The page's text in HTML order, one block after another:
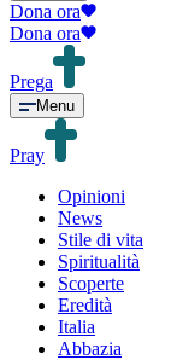
Dona ora
Dona ora
Prega
Menu
Pray
Opinioni
News
Stile di vita
Spiritualità
Scoperte
Eredità
Italia
Abbazia